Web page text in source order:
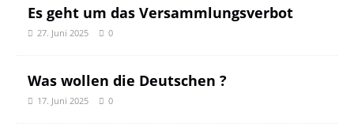
Es geht um das Versammlungsverbot
27. Juni 2025 0
Was wollen die Deutschen ?
17. Juni 2025 0